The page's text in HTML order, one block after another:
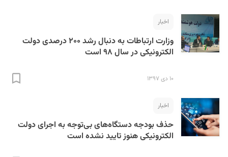
اخبار
وزارت ارتباطات به دنبال رشد ۲۰۰ درصدی دولت
الکترونیکی در سال ۹۸ است
۱۰ دی ۱۳۹۷
اخبار
حذف بودجه دستگاه‌‌های بی‌توجه به اجرای دولت
الکترونیکی هنوز تایید نشده است